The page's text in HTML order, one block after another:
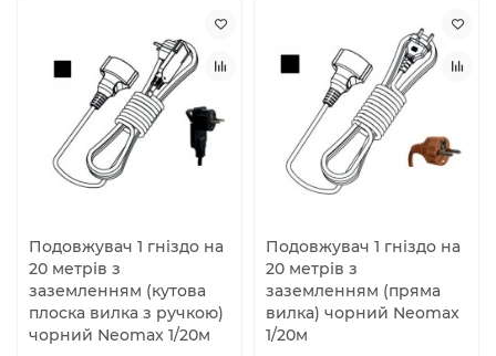
Подовжувач 1 гніздо на
20 метрів з
заземленням (кутова
плоска вилка з ручкою)
чорний Neomax 1/20м
Подовжувач 1 гніздо на
20 метрів з
заземленням (пряма
вилка) чорний Neomax
1/20м